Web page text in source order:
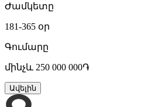
Ժամկետը
181-365 օր
Գումարը
մինչև 250 000 000֏
Ավելին